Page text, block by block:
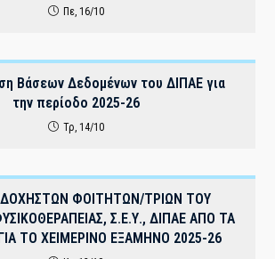
Πε, 16/10
Βάσεων Δεδομένων του ΔΙΠΑΕ για
την περίοδο 2025-26
Τρ, 14/10
ΦΟΙΤΗΤΩΝ/ΤΡΙΩΝ ΤΟΥ
Σ.Ε.Υ., ΔΙΠΑΕ ΑΠΟ ΤΑ
ΤΟ ΧΕΙΜΕΡΙΝΟ ΕΞΑΜΗΝΟ 2025-26